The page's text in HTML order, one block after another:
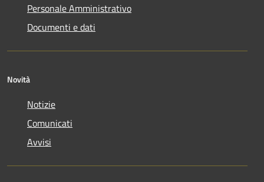
Personale Amministrativo
Documenti e dati
Novità
Notizie
Comunicati
Avvisi